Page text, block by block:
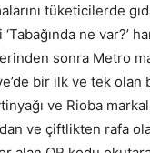
tüketicilerde
ne var?’
sonra Metro
bir ilk ve tek olan
ve Rioba
ve çiftlikten rafa